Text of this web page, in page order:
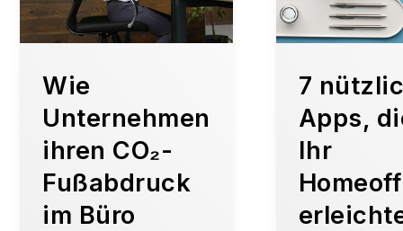
Wie
Unternehmen
ihren CO₂-
Fußabdruck
im Büro
7
Apps,
Ihr